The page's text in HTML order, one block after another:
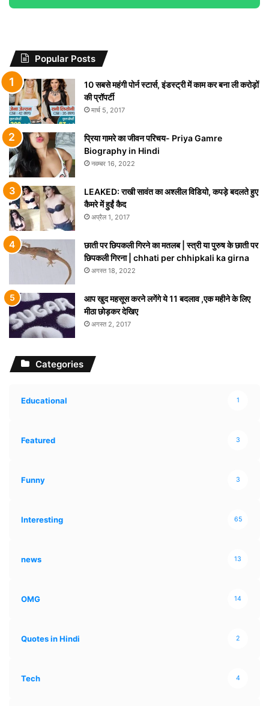
Popular Posts
10 सबसे महंगी पोर्न स्टार्स, इंडस्ट्री में काम कर बना ली करोड़ों
की प्रॉपर्टी
मार्च 5, 2017
प्रिया गामरे का जीवन परिचय- Priya Gamre
Biography in Hindi
नवम्बर 16, 2022
LEAKED: राखी सावंत का अश्लील विडियो, कपड़े बदलते हुए
कैमरे में हुईं कैद
अप्रैल 1, 2017
छाती पर छिपकली गिरने का मतलब | स्त्री या पुरुष के छाती पर
छिपकली गिरना | chhati per chhipkali ka girna
अगस्त 18, 2022
आप खुद महसूस करने लगेंगे ये 11 बदलाव ,एक महीने के लिए
मीठा छोड़कर देखिए
अगस्त 2, 2017
Categories
Educational 1
Featured 3
Funny 3
Interesting 65
news 13
OMG 14
Quotes in Hindi 2
Tech 4